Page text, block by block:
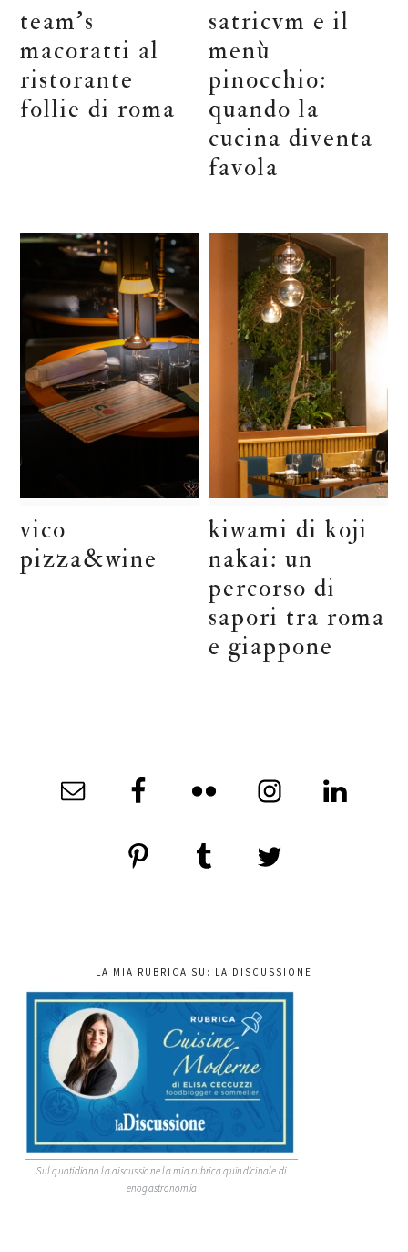
team’s
macoratti al
ristorante
follie di roma
satricvm e il
menù
pinocchio:
quando la
cucina diventa
favola
vico
pizza&wine
kiwami di koji
nakai: un
percorso di
sapori tra roma
e giappone
LA MIA RUBRICA SU: LA DISCUSSIONE
Sul quotidiano la discussione la mia rubrica quindicinale di
enogastronomia